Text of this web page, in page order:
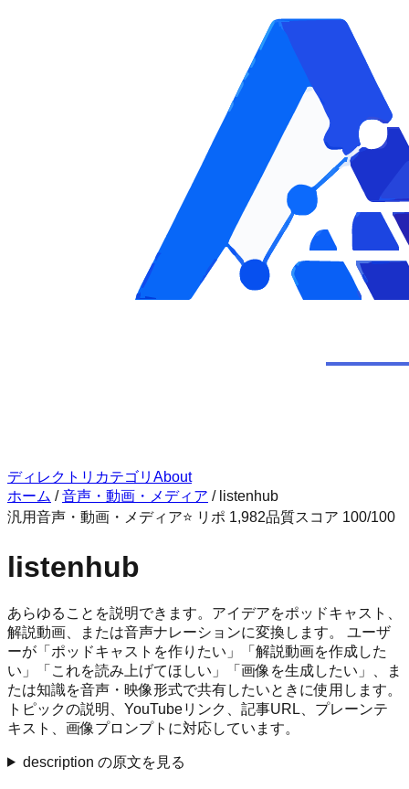
ディレクトリ カテゴリ About
ホーム / 音声・動画・メディア / listenhub
汎用音声・動画・メディア⭐ リポ 1,982品質スコア 100/100
listenhub
あらゆることを説明できます。アイデアをポッドキャスト、
解説動画、または音声ナレーションに変換します。 ユーザ
ーが「ポッドキャストを作りたい」「解説動画を作成した
い」「これを読み上げてほしい」「画像を生成したい」、ま
たは知識を音声・映像形式で共有したいときに使用します。
トピックの説明、YouTubeリンク、記事URL、プレーンテ
キスト、画像プロンプトに対応しています。
description の原文を見る